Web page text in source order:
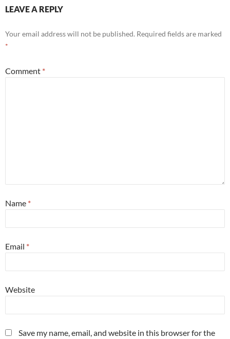
LEAVE A REPLY
Your email address will not be published. Required fields are marked
*
Comment *
Name *
Email *
Website
Save my name, email, and website in this browser for the